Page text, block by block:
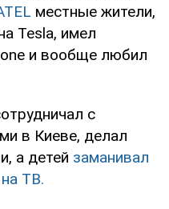
местные жители,
Tesla, имел
и вообще любил
с
в Киеве, делал
а детей заманивал
ТВ.